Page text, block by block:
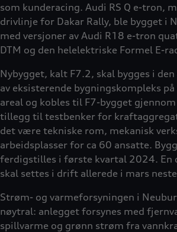
som kunderacing. Audi RS Q e-tron,
drivlinje for Dakar Rally, ble bygget i
med versjoner av Audi R18 e-tron
DTM og den helelektriske Formel E-
Nybygget, kalt F7.2, skal bygges i
av eksisterende bygningskompleks
areal og kobles til F7-bygget
tillegg til testbenker for
det være tekniske rom, mekanisk
arbeidsplasser for ca 60 ansatte.
ferdigstilles i første kvartal 2024. En
skal settes i drift allerede i mars
Strøm- og varmeforsyningen i
nøytral: anlegget forsynes med
spillvarme og grønn strøm fra